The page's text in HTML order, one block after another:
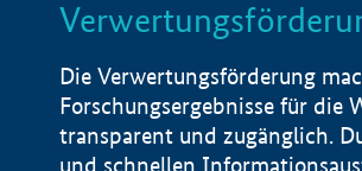
Die Verwertungsförderung
Forschungsergebnisse für die
transparent und zugänglich.
und schnellen